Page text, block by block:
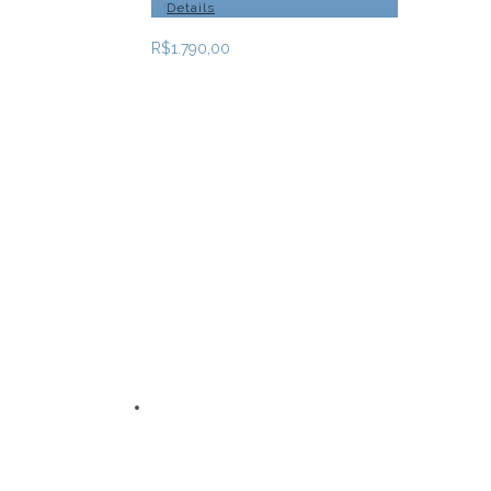
Details
R$1.790,00